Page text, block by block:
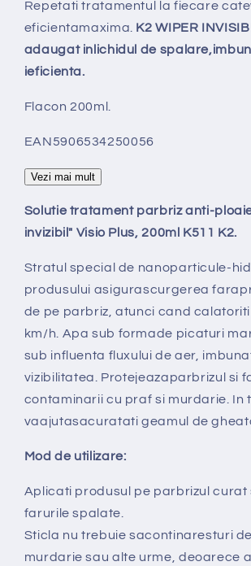
Repetati tratamentul la fiecare
eficientamaxima. K2 WIPER
adaugat inlichidul de
ieficienta.
Flacon 200ml.
EAN5906534250056
Vezi mai mult
Solutie tratament parbriz anti-
invizibil" Visio Plus, 200ml K511 K2.
Stratul special de nanoparticule-
produsului asigurascurgerea
de pe parbriz, atunci cand calatoriti
km/h. Apa sub formade picaturi
sub influenta fluxului de aer,
vizibilitatea. Protejeazaparbrizul si
contaminarii cu praf si murdarie. In
vaajutasacuratati geamul de
Mod de utilizare:
Aplicati produsul pe parbrizul curat
farurile spalate.
Sticla nu trebuie sacontinaresturi
murdarie sau alte urme, deoarece